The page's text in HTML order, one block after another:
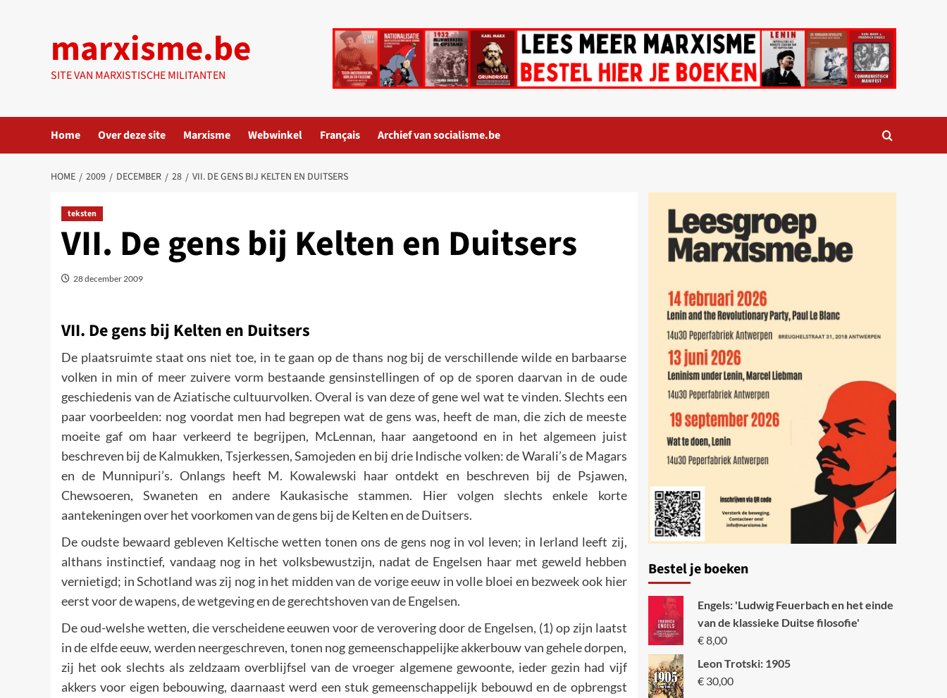
marxisme.be
SITE VAN MARXISTISCHE MILITANTEN
Home Over deze site Marxisme Webwinkel Français Archief van socialisme.be
HOME 2009 DECEMBER 28 VII. DE GENS BIJ KELTEN EN DUITSERS
teksten
VII. De gens bij Kelten en Duitsers
28 december 2009
VII. De gens bij Kelten en Duitsers
De plaatsruimte staat ons niet toe, in te gaan op de thans nog bij de verschillende wilde en barbaarse
volken in min of meer zuivere vorm bestaande gensinstellingen of op de sporen daarvan in de oude
geschiedenis van de Aziatische cultuurvolken. Overal is van deze of gene wel wat te vinden. Slechts een
paar voorbeelden: nog voordat men had begrepen wat de gens was, heeft de man, die zich de meeste
moeite gaf om haar verkeerd te begrijpen, McLennan, haar aangetoond en in het algemeen juist
beschreven bij de Kalmukken, Tsjerkessen, Samojeden en bij drie Indische volken: de Warali’s de Magars
en de Munnipuri’s. Onlangs heeft M. Kowalewski haar ontdekt en beschreven bij de Psjawen,
Chewsoeren, Swaneten en andere Kaukasische stammen. Hier volgen slechts enkele korte
aantekeningen over het voorkomen van de gens bij de Kelten en de Duitsers.
De oudste bewaard gebleven Keltische wetten tonen ons de gens nog in vol leven; in Ierland leeft zij,
althans instinctief, vandaag nog in het volksbewustzijn, nadat de Engelsen haar met geweld hebben
vernietigd; in Schotland was zij nog in het midden van de vorige eeuw in volle bloei en bezweek ook hier
eerst voor de wapens, de wetgeving en de gerechtshoven van de Engelsen.
De oud-welshe wetten, die verscheidene eeuwen voor de verovering door de Engelsen, (1) op zijn laatst
in de elfde eeuw, werden neergeschreven, tonen nog gemeenschappelijke akkerbouw van gehele dorpen,
zij het ook slechts als zeldzaam overblijfsel van de vroeger algemene gewoonte, ieder gezin had vijf
akkers voor eigen bebouwing, daarnaast werd een stuk gemeenschappelijk bebouwd en de opbrengst
Bestel je boeken
Engels: 'Ludwig Feuerbach en het einde
van de klassieke Duitse filosofie'
€8,00
Leon Trotski: 1905
€30,00